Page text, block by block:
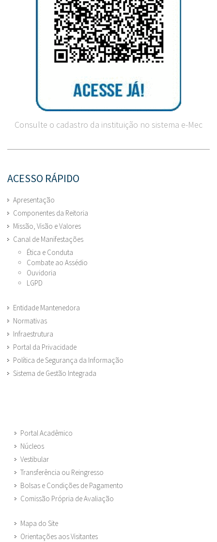
Consulte o cadastro da instituição no sistema e-Mec
ACESSO RÁPIDO
Apresentação
Componentes da Reitoria
Missão, Visão e Valores
Canal de Manifestações
Ética e Conduta
Combate ao Assédio
Ouvidoria
LGPD
Entidade Mantenedora
Normativas
Infraestrutura
Portal da Privacidade
Política de Segurança da Informação
Sistema de Gestão Integrada
Portal Acadêmico
Núcleos
Vestibular
Transferência ou Reingresso
Bolsas e Condições de Pagamento
Comissão Própria de Avaliação
Mapa do Site
Orientações aos Visitantes